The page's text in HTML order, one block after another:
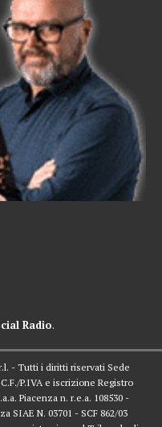
Radio.
- Tutti i diritti riservati Sede
P.IVA e iscrizione Registro
Piacenza n. r.e.a. 108530 -
SIAE N. 03701 - SCF 862/03